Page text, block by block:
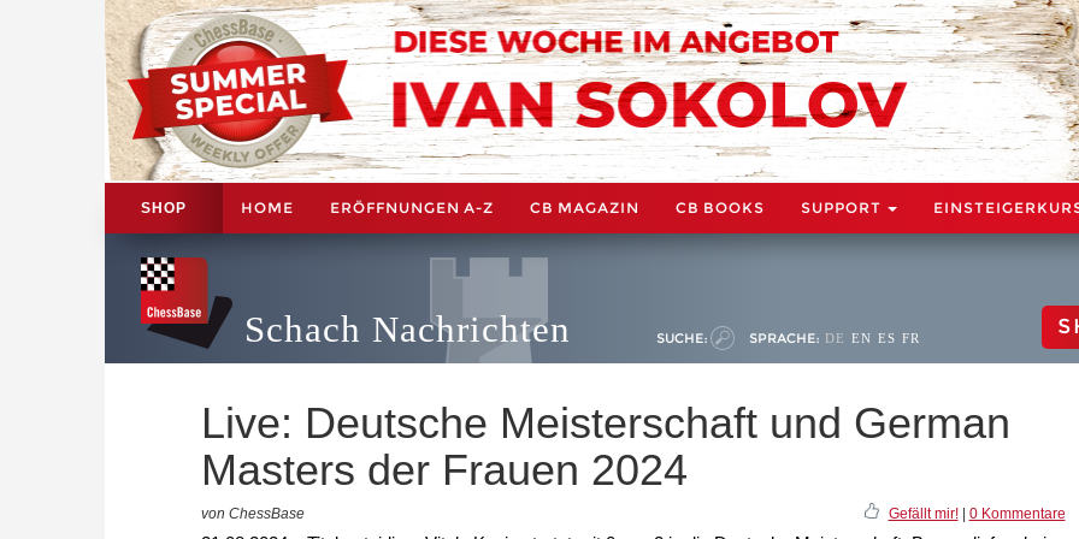
SHOP HOME ERÖFFNUNGEN A-Z CB MAGAZIN CB BOOKS SUPPORT
Schach Nachrichten SUCHE: SPRACHE: DE EN ES FR
Live: Deutsche Meisterschaft und German
Masters der Frauen 2024
von ChessBase Gefällt mir!| 0 Kommentare